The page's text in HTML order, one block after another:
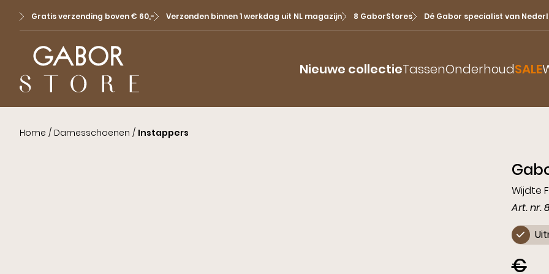
Gratis verzending boven € 60,- Verzonden binnen 1 werkdag uit NL magazijn 8 GaborStores Dé Gabor specialist van
Nieuwe collectie
Retro
Pastel
TassenOnderhoudSALE
Home / Damesschoenen / Instappers
Wijdte
Art. nr.
€